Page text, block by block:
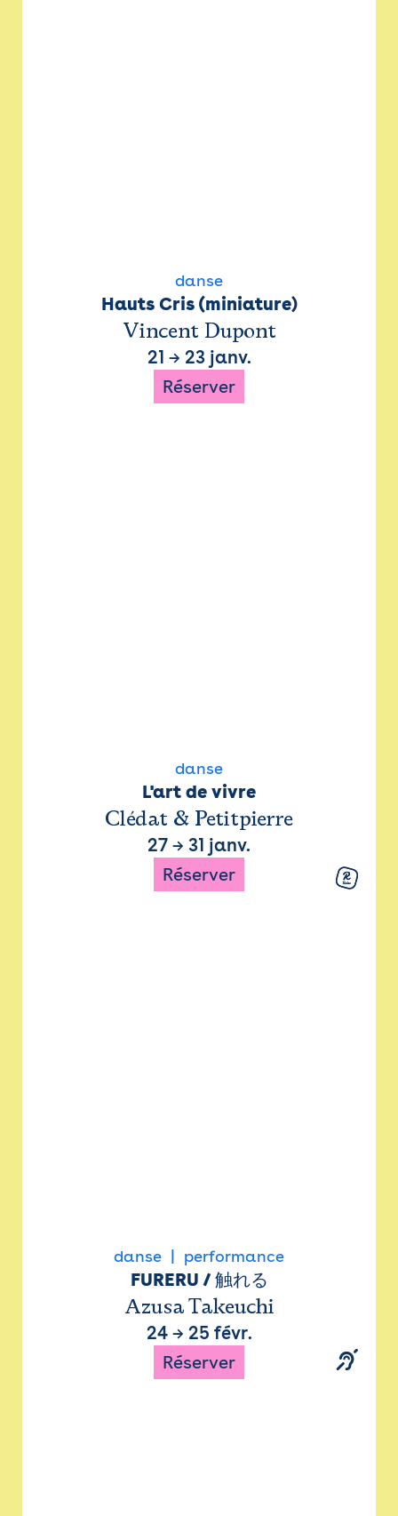
danse
Hauts Cris (miniature)
Vincent Dupont
21 → 23 janv.
Réserver
danse
L'art de vivre
Clédat & Petitpierre
27 → 31 janv.
Réserver
danse performance
FURERU / 触れる
Azusa Takeuchi
24→ 25 févr.
Réserver